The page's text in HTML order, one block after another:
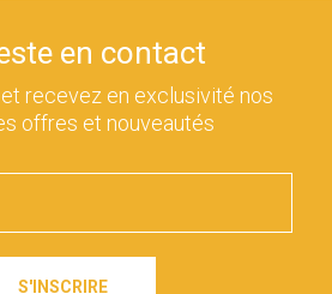
en contact
recevez en exclusivité nos
offres et nouveautés
S'INSCRIRE